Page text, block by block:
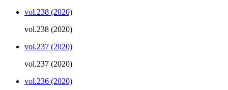
vol.238 (2020)
vol.238 (2020)
vol.237 (2020)
vol.237 (2020)
vol.236 (2020)